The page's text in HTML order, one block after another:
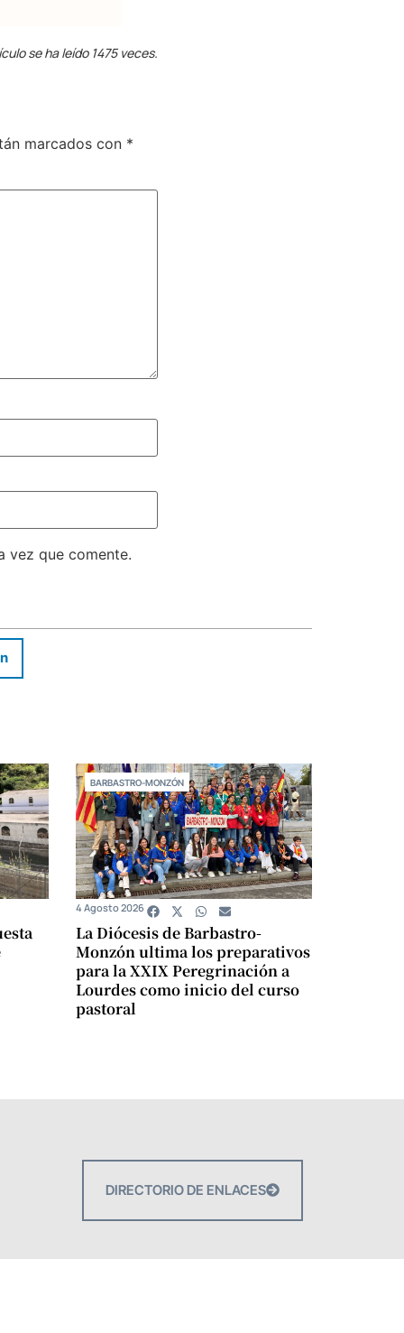
se ha leído 1475 veces.
marcados con *
vez que comente.
BARBASTRO-MONZÓN
La Diócesis de Barbastro-
Monzón ultima los preparativos
para la XXIX Peregrinación a
Lourdes como inicio del curso
pastoral
4 Agosto 2026
DIRECTORIO DE ENLACES